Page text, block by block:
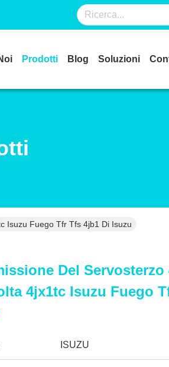
Prodotti Blog Soluzioni
Isuzu Fuego Tfr Tfs 4jb1 Di Isuzu
Del Servosterzo
4jx1tc Isuzu Fuego
ISUZU